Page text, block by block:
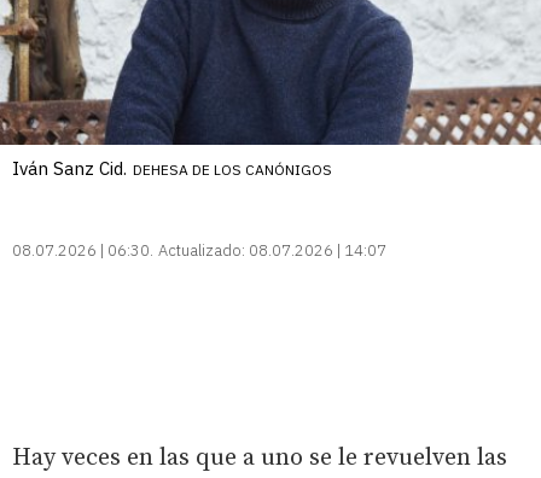
Iván Sanz Cid. DEHESA DE LOS CANÓNIGOS
08.07.2026 | 06:30 Actualizado: 08.07.2026 | 14:07
Hay veces en las que a uno se le revuelven las